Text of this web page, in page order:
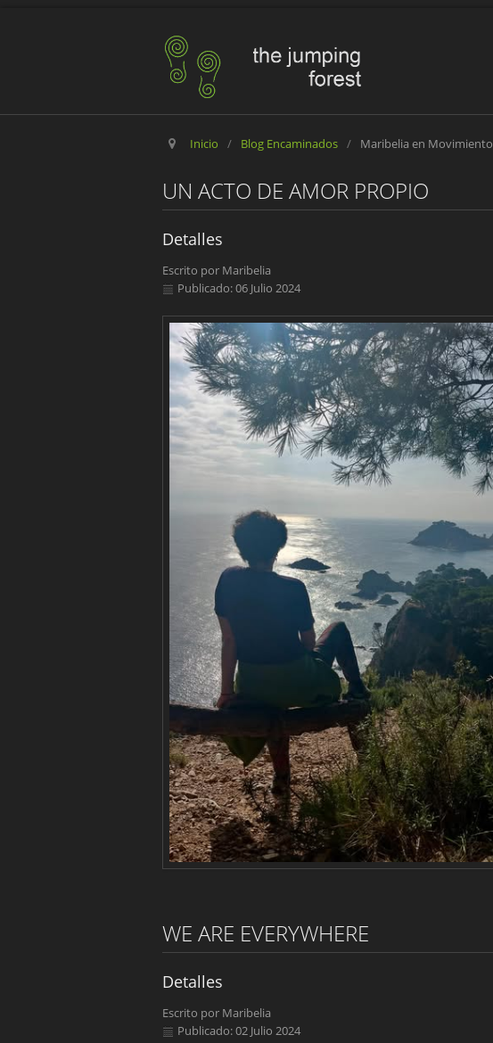
Inicio / Blog Encaminados / Maribelia en Movimiento
UN ACTO DE AMOR PROPIO
Detalles
Escrito por Maribelia
Publicado: 06 Julio 2024
WE ARE EVERYWHERE
Detalles
Escrito por Maribelia
Publicado: 02 Julio 2024